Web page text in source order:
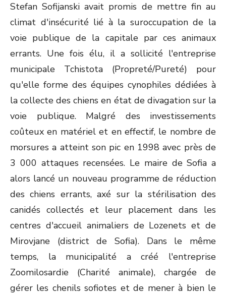
Stefan Sofijanski avait promis de mettre fin au
climat d'insécurité lié à la suroccupation de la
voie publique de la capitale par ces animaux
errants. Une fois élu, il a sollicité l'entreprise
municipale Tchistota (Propreté/Pureté) pour
qu'elle forme des équipes cynophiles dédiées à
la collecte des chiens en état de divagation sur la
voie publique. Malgré des investissements
coûteux en matériel et en effectif, le nombre de
morsures a atteint son pic en 1998 avec près de
3 000 attaques recensées. Le maire de Sofia a
alors lancé un nouveau programme de réduction
des chiens errants, axé sur la stérilisation des
canidés collectés et leur placement dans les
centres d'accueil animaliers de Lozenets et de
Mirovjane (district de Sofia). Dans le même
temps, la municipalité a créé l'entreprise
Zoomilosardie (Charité animale), chargée de
gérer les chenils sofiotes et de mener à bien le